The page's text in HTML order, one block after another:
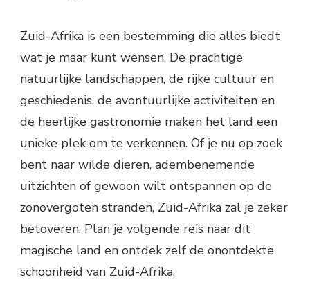
Zuid-Afrika is een bestemming die alles biedt
wat je maar kunt wensen. De prachtige
natuurlijke landschappen, de rijke cultuur en
geschiedenis, de avontuurlijke activiteiten en
de heerlijke gastronomie maken het land een
unieke plek om te verkennen. Of je nu op zoek
bent naar wilde dieren, adembenemende
uitzichten of gewoon wilt ontspannen op de
zonovergoten stranden, Zuid-Afrika zal je zeker
betoveren. Plan je volgende reis naar dit
magische land en ontdek zelf de onontdekte
schoonheid van Zuid-Afrika.